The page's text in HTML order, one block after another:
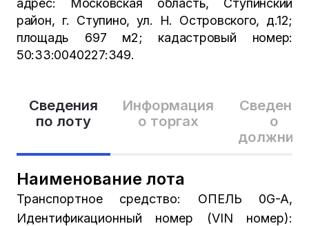
Сведения
по лоту
Информация
о торгах
Сведения
о
Наименование лота
Транспортное средство: ОПЕЛЬ 0G-A,
Идентификационный номер (VIN номер):
адрес: Московская область, Ступинский
район, г. Ступино, ул. Н. Островского, д.12;
площадь 697 м2; кадастровый номер:
50:33:0040227:349.